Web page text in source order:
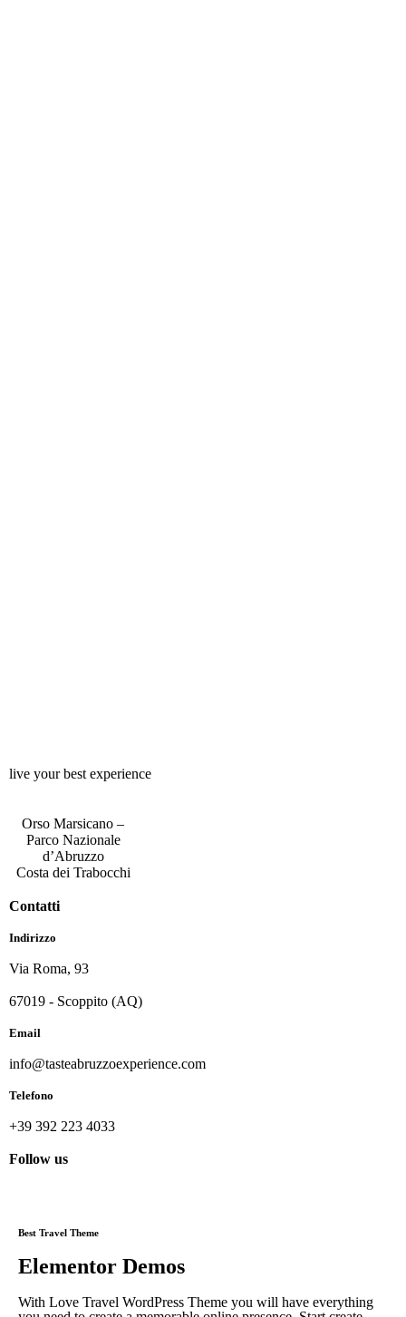
live your best experience
Orso Marsicano –
Parco Nazionale
d’Abruzzo
Costa dei Trabocchi
Contatti
Indirizzo
Via Roma, 93
67019 - Scoppito (AQ)
Email
info@tasteabruzzoexperience.com
Telefono
+39 392 223 4033
Follow us
Best Travel Theme
Elementor Demos
With Love Travel WordPress Theme you will have everything